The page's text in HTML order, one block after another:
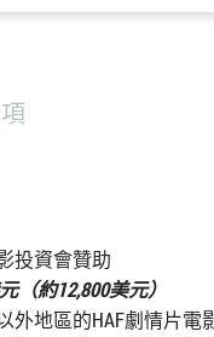
投資會贊助
（約12,800美元）
地區的HAF劇情片電